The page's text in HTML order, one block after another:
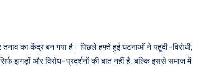
तनाव का केंद्र बन गया है। पिछले हफ्ते हुई घटनाओं ने यहूदी-विरोधी,
झगड़ों और विरोध-प्रदर्शनों की बात नहीं है, बल्कि इससे समाज में